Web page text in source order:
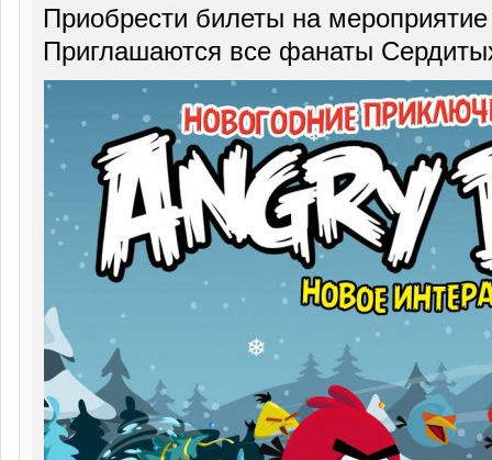
Приобрести билеты на
Приглашаются все фанаты